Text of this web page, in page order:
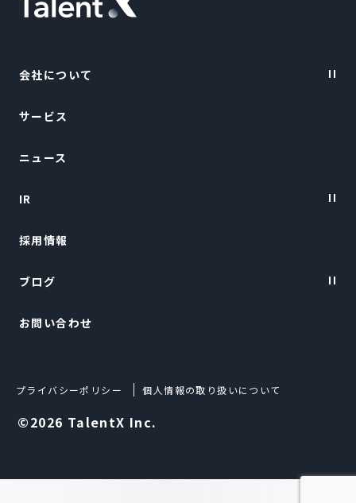
会社について
Vision・Purpose
会社概要
経営陣紹介
サービス
ニュース
IR
IRニュース
経営情報
財務ハイライト
採用情報
ブログ
TalentX LIFE
お問い合わせ
©2026 TalentX Inc.
プライバシーポリシー 個人情報の取り扱いについて